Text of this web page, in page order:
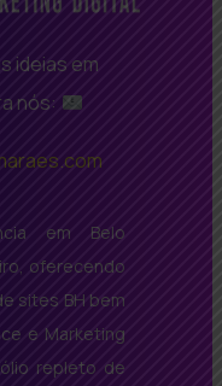
ideias em
nós:
em Belo
oferecendo
sites BH bem
e Marketing
repleto de